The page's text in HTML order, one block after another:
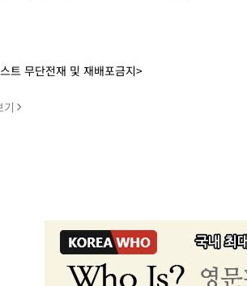
트 무단전재 및 재배포금지>